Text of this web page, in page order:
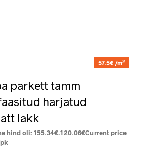
57.5€ /m2
parkett tamm
harjatud
lakk
hind oli: 155.34€.120.06€Current price